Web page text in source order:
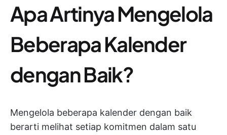
Apa Artinya Mengelola
Beberapa Kalender
dengan Baik?
Mengelola beberapa kalender dengan baik
berarti melihat setiap komitmen dalam satu